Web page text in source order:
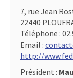
7, rue Jean
22440
Téléphone :
Email :
http://
Président :